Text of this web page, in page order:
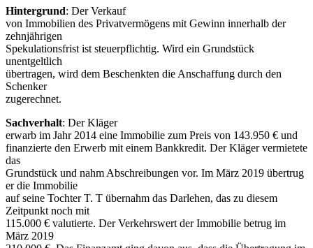
Hintergrund: Der Verkauf
von Immobilien des Privatvermögens mit Gewinn innerhalb der
zehnjährigen
Spekulationsfrist ist steuerpflichtig. Wird ein Grundstück
unentgeltlich
übertragen, wird dem Beschenkten die Anschaffung durch den
Schenker
zugerechnet.
Sachverhalt: Der Kläger
erwarb im Jahr 2014 eine Immobilie zum Preis von 143.950 € und
finanzierte den Erwerb mit einem Bankkredit. Der Kläger vermietete
das
Grundstück und nahm Abschreibungen vor. Im März 2019 übertrug
er die Immobilie
auf seine Tochter T. T übernahm das Darlehen, das zu diesem
Zeitpunkt noch mit
115.000 € valutierte. Der Verkehrswert der Immobilie betrug im
März 2019